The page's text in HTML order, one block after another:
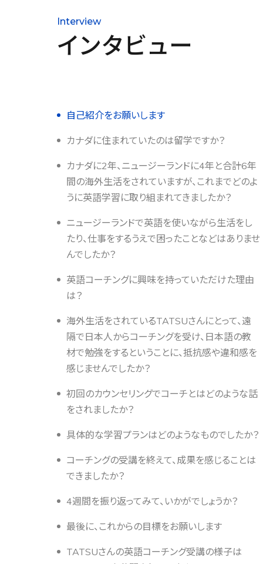
Interview
インタビュー
自己紹介をお願いします
カナダに住まれていたのは留学ですか？
カナダに2年、ニュージーランドに4年と合計6年
間の海外生活をされていますが、これまでどのよ
うに英語学習に取り組まれてきましたか？
ニュージーランドで英語を使いながら生活をし
たり、仕事をするうえで困ったことなどはありませ
んでしたか？
英語コーチングに興味を持っていただけた理由
は？
海外生活をされているTATSUさんにとって、遠
隔で日本人からコーチングを受け、日本語の教
材で勉強をするということに、抵抗感や違和感を
感じませんでしたか？
初回のカウンセリングでコーチとはどのような話
をされましたか？
具体的な学習プランはどのようなものでしたか？
コーチングの受講を終えて、成果を感じることは
できましたか？
4週間を振り返ってみて、いかがでしょうか？
最後に、これからの目標をお願いします
TATSUさんの英語コーチング受講の様子は